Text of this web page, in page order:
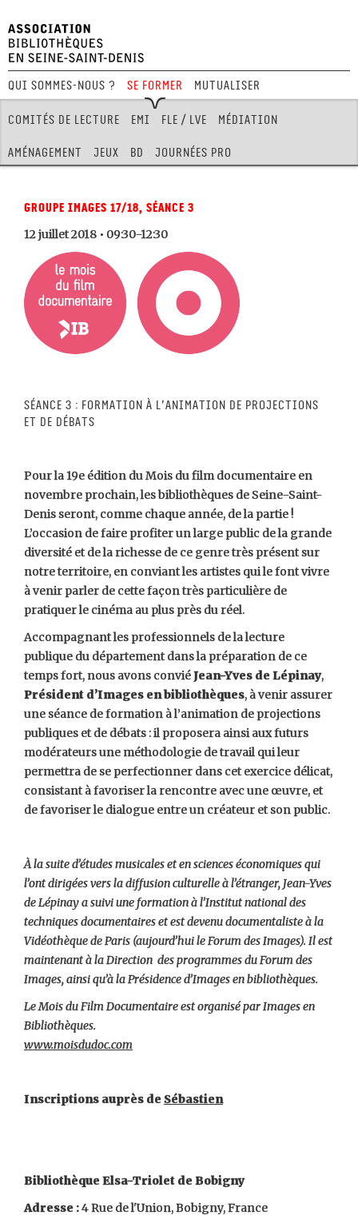
Qui sommes-nous ? Se former
Comités de lecture EMI FLE / LVE Médiation
Aménagement Jeux BD Journées pro
Mutualiser
Festival Hors Limites
Groupe Images 17/18, séance 3
12 juillet 2018 • 09:30-12:30
Séance 3 : Formation à l’animation de projections
et de débats
Pour la 19e édition du Mois du film documentaire en
novembre prochain, les bibliothèques de Seine-Saint-
Denis seront, comme chaque année, de la partie !
L’occasion de faire profiter un large public de la grande
diversité et de la richesse de ce genre très présent sur
notre territoire, en conviant les artistes qui le font vivre
à venir parler de cette façon très particulière de
pratiquer le cinéma au plus près du réel.
Accompagnant les professionnels de la lecture
publique du département dans la préparation de ce
temps fort, nous avons conviéJean-Yves de Lépinay,
Président d’Images en bibliothèques, à venir assurer
une séance de formation à l’animation de projections
publiques et de débats : il proposera ainsi aux futurs
modérateurs une méthodologie de travail qui leur
permettra de se perfectionner dans cet exercice délicat,
consistant à favoriser la rencontre avec une œuvre, et
de favoriser le dialogue entre un créateur et son public.
À la suite d’études musicales et en sciences économiques qui
l’ont dirigées vers la diffusion culturelle à l’étranger, Jean-Yves
de Lépinay a suivi une formation à l’Institut national des
techniques documentaires et est devenu documentaliste à la
Vidéothèque de Paris (aujourd’hui le Forum des Images). Il est
maintenant à la Direction des programmes du Forum des
Images, ainsi qu’à la Présidence d’Images en bibliothèques.
Le Mois du Film Documentaire est organisé par Images en
Bibliothèques.
www.moisdudoc.com
Inscriptions auprès deSébastien
Bibliothèque Elsa-Triolet de Bobigny
Adresse :4 Rue de l'Union, Bobigny, France